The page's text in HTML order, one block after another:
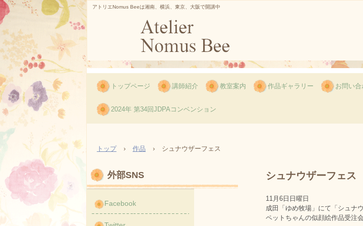
アトリエNomus Beeは湘南、横浜、東京、大阪で開講中
トップページ 講師紹介 教室案内 作品ギャラリー お問い合
2024年 第34回JDPAコンベンション
トップ › 作品 › シュナウザーフェス
シュナウザーフェス
11月6日日曜日
成田「ゆめ牧場」にて「シュナ
ペットちゃんの似顔絵作品受注
外部SNS
Facebook